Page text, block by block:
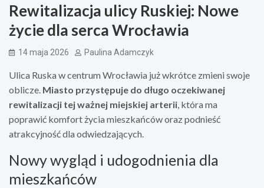
Rewitalizacja ulicy Ruskiej: Nowe
życie dla serca Wrocławia
14 maja 2026 Paulina Adamczyk
Ulica Ruska w centrum Wrocławia już wkrótce zmieni swoje
oblicze. Miasto przystępuje do długo oczekiwanej
rewitalizacji tej ważnej miejskiej arterii, która ma
poprawić komfort życia mieszkańców oraz podnieść
atrakcyjność dla odwiedzających.
Nowy wygląd i udogodnienia dla
mieszkańców